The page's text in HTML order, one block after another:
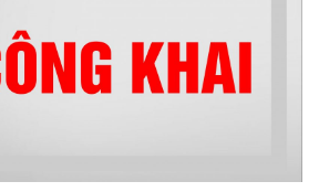
ngành Môi trường và phát triển
bền vững đợt 1 năm 2026
The International Conference